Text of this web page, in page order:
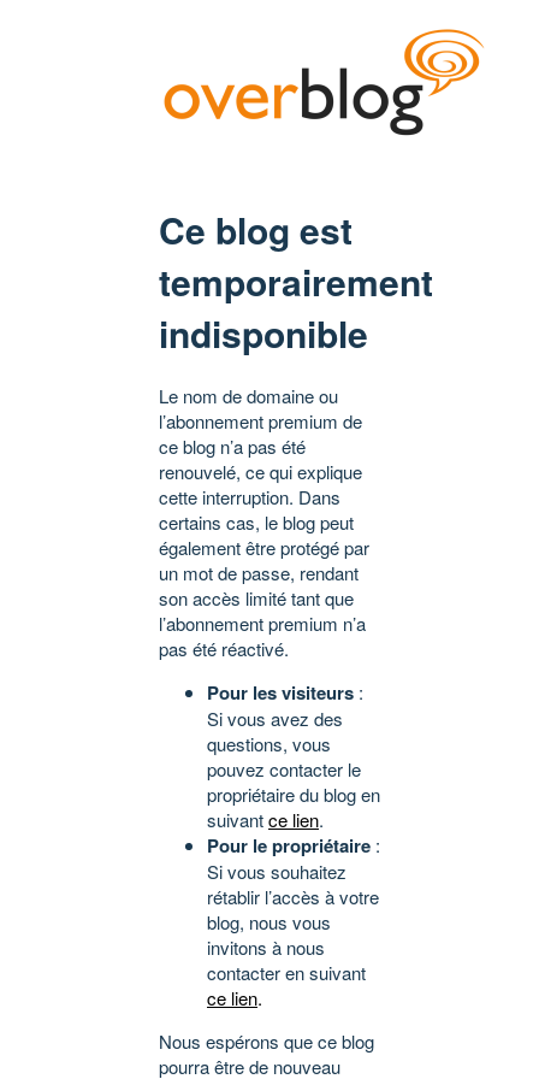
Ce blog est
temporairement
indisponible
Le nom de domaine ou
l’abonnement premium de
ce blog n’a pas été
renouvelé, ce qui explique
cette interruption. Dans
certains cas, le blog peut
également être protégé par
un mot de passe, rendant
son accès limité tant que
l’abonnement premium n’a
pas été réactivé.
Pour les visiteurs :
Si vous avez des
questions, vous
pouvez contacter le
propriétaire du blog en
suivantce lien.
Pour le propriétaire :
Si vous souhaitez
rétablir l’accès à votre
blog, nous vous
invitons à nous
contacter en suivant
ce lien.
Nous espérons que ce blog
pourra être de nouveau